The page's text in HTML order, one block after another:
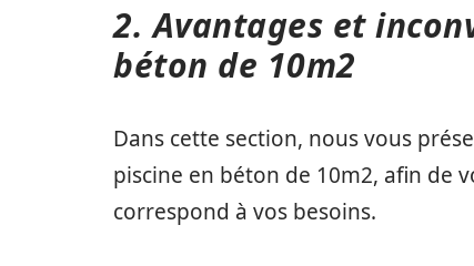
2. Avantages et
béton de 10m2
Dans cette section, nous vous
piscine en béton de 10m2, afin de
correspond à vos besoins.